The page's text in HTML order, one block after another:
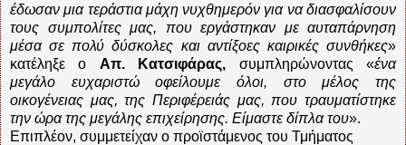
έδωσαν μια τεράστια μάχη νυχθημερόν για να διασφαλίσουν
τους συμπολίτες μας, που εργάστηκαν με αυταπάρνηση
μέσα σε πολύ δύσκολες και αντίξοες καιρικές συνθήκες»
κατέληξε ο Απ. Κατσιφάρας, συμπληρώνοντας «ένα
μεγάλο ευχαριστώ οφείλουμε όλοι, στο μέλος της
οικογένειας μας, της Περιφέρειάς μας, που τραυματίστηκε
την ώρα της μεγάλης επιχείρησης. Είμαστε δίπλα του».
Επιπλέον, συμμετείχαν ο προϊστάμενος του Τμήματος